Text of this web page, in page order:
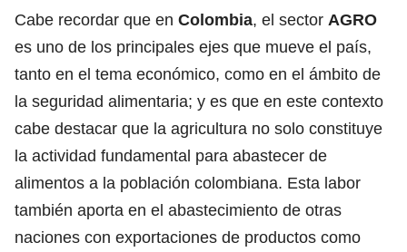
Cabe recordar que en Colombia, el sector AGRO
es uno de los principales ejes que mueve el país,
tanto en el tema económico, como en el ámbito de
la seguridad alimentaria; y es que en este contexto
cabe destacar que la agricultura no solo constituye
la actividad fundamental para abastecer de
alimentos a la población colombiana. Esta labor
también aporta en el abastecimiento de otras
naciones con exportaciones de productos como